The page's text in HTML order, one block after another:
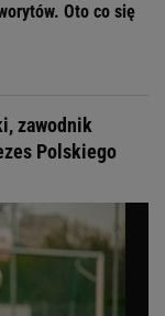
Oto co się
zawodnik
Polskiego